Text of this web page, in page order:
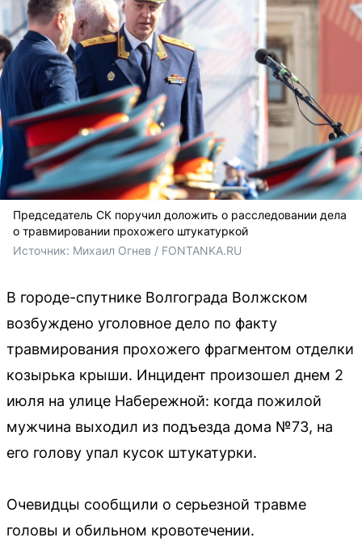
Председатель СК поручил доложить о расследовании дела
о травмировании прохожего штукатуркой
Источник: Михаил Огнев / FONTANKA.RU
В городе-спутнике Волгограда Волжском
возбуждено уголовное дело по факту
травмирования прохожего фрагментом отделки
козырька крыши. Инцидент произошел днем 2
июля на улице Набережной: когда пожилой
мужчина выходил из подъезда дома №73, на
его голову упал кусок штукатурки.
Очевидцы сообщили о серьезной травме
головы и обильном кровотечении.